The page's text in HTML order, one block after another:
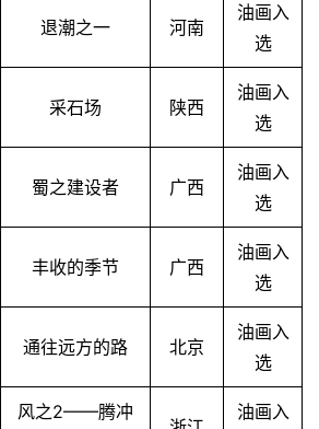
退潮之一 河南
油画入
选
采石场 陕西
油画入
选
蜀之建设者 广西
油画入
选
丰收的季节 广西
油画入
选
通往远方的路 北京
油画入
选
风之2——腾冲
油画入